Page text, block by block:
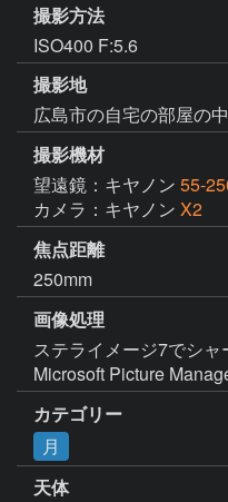
撮影方法
ISO400 F:5.6
撮影地
広島市の自宅の部屋の
撮影機材
望遠鏡：キヤノン 55-
カメラ：キヤノン X2
焦点距離
250mm
画像処理
ステライメージ7でシ
Microsoft Picture
カテゴリー
月
天体